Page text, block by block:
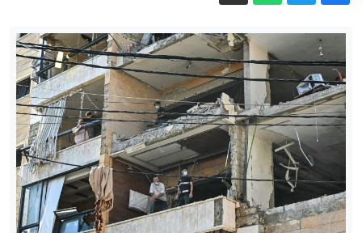
مناشدة للعثور على كريم عبد القادر من
عكا بعد فقدان آثاره في عبلين
الشرطة توقف 6 عمال من الضفة الغربية
دون تصاريح في الطيبة.. أحدهم حاول
الاختباء بين الشجيرات
تركيا تصعد… ونتنياهو يتراجع: قراءة في
تحوّل المزاج الأمريكي
سيغالوفيتش يُقدم استقالته من الكنيست